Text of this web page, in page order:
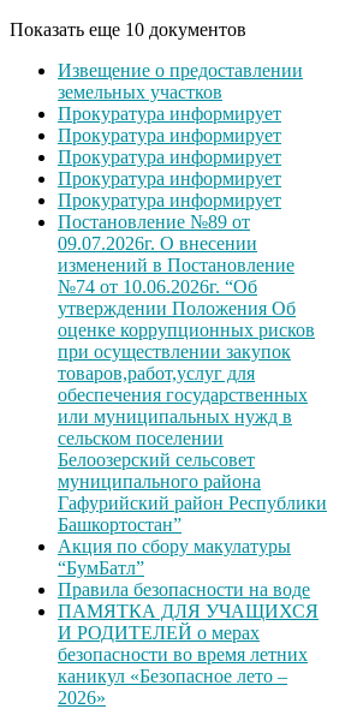
Показать еще 10 документов
Извещение о предоставлении
земельных участков
Прокуратура информирует
Прокуратура информирует
Прокуратура информирует
Прокуратура информирует
Прокуратура информирует
Постановление №89 от
09.07.2026г. О внесении
изменений в Постановление
№74 от 10.06.2026г. “Об
утверждении Положения Об
оценке коррупционных рисков
при осуществлении закупок
товаров,работ,услуг для
обеспечения государственных
или муниципальных нужд в
сельском поселении
Белоозерский сельсовет
муниципального района
Гафурийский район Республики
Башкортостан”
Акция по сбору макулатуры
“БумБатл”
Правила безопасности на воде
ПАМЯТКА ДЛЯ УЧАЩИХСЯ
И РОДИТЕЛЕЙ о мерах
безопасности во время летних
каникул «Безопасное лето –
2026»